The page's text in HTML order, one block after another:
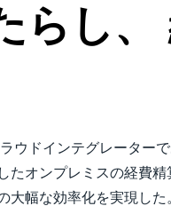
らし、
ウドインテグレーター
たオンプレミスの経費
大幅な効率化を実現し